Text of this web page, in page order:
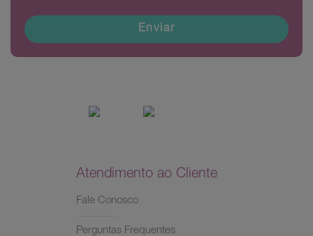
Enviar
Atendimento ao Cliente
Fale Conosco
Perguntas Frequentes